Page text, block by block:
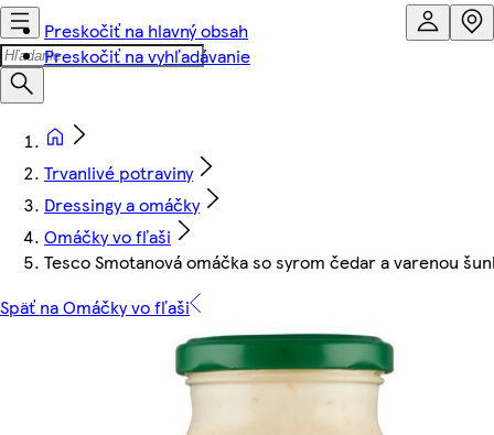
Preskočiť na hlavný obsah
Preskočiť na vyhľadávanie
Trvanlivé potraviny
Dressingy a omáčky
Omáčky vo fľaši
Tesco Smotanová omáčka so syrom čedar a varenou
Späť na Omáčky vo fľaši